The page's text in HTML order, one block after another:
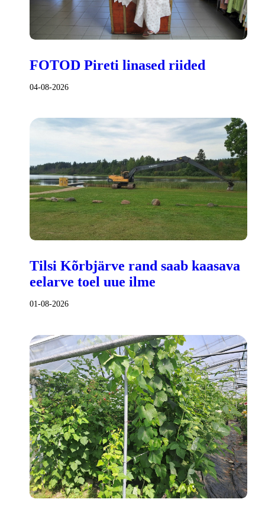
FOTOD Pireti linased riided
04-08-2026
Tilsi Kõrbjärve rand saab kaasava
eelarve toel uue ilme
01-08-2026